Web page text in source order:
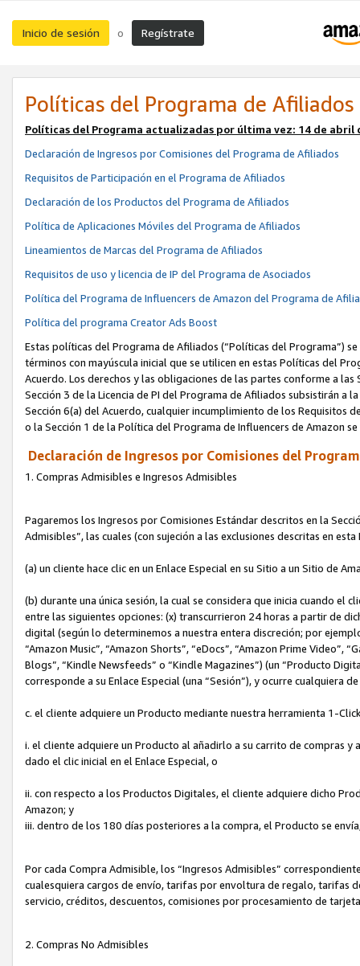
Inicio de sesión o Regístrate
Políticas del Programa de Afiliados
Políticas del Programa actualizadas por última vez: 14 de abril
Declaración de Ingresos por Comisiones del Programa de Afiliados
Requisitos de Participación en el Programa de Afiliados
Declaración de los Productos del Programa de Afiliados
Política de Aplicaciones Móviles del Programa de Afiliados
Lineamientos de Marcas del Programa de Afiliados
Requisitos de uso y licencia de IP del Programa de Asociados
Política del Programa de Influencers de Amazon del Programa de
Política del programa Creator Ads Boost
Estas políticas del Programa de Afiliados (“Políticas del Programa”)
términos con mayúscula inicial que se utilicen en estas Políticas del
Acuerdo. Los derechos y las obligaciones de las partes conforme a
Sección 3 de la Licencia de PI del Programa de Afiliados subsistirán
Sección 6(a) del Acuerdo, cualquier incumplimiento de los Requisitos
o la Sección 1 de la Política del Programa de Influencers de Amazon
Declaración de Ingresos por Comisiones del
1. Compras Admisibles e Ingresos Admisibles
Pagaremos los Ingresos por Comisiones Estándar descritos en la
Admisibles”, las cuales (con sujeción a las exclusiones descritas en
(a) un cliente hace clic en un Enlace Especial en su Sitio a un Sitio de
(b) durante una única sesión, la cual se considera que inicia cuando el
entre las siguientes opciones: (x) transcurrieron 24 horas a partir de
digital (según lo determinemos a nuestra entera discreción; por
“Amazon Music”, “Amazon Shorts”, “eDocs”, “Amazon Prime Video”,
Blogs”, “Kindle Newsfeeds” o “Kindle Magazines”) (un “Producto
corresponde a su Enlace Especial (una “Sesión”), y ocurre cualquiera
c. el cliente adquiere un Producto mediante nuestra herramienta 1-
i. el cliente adquiere un Producto al añadirlo a su carrito de compras
dado el clic inicial en el Enlace Especial, o
ii. con respecto a los Productos Digitales, el cliente adquiere dicho
Amazon; y
iii. dentro de los 180 días posteriores a la compra, el Producto se
Por cada Compra Admisible, los “Ingresos Admisibles”
cualesquiera cargos de envío, tarifas por envoltura de regalo, tarifas
servicio, créditos, descuentos, comisiones por procesamiento de
2. Compras No Admisibles